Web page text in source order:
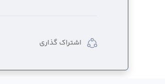
اشتراک گذاری